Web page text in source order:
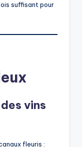
suffisant pour
vins
fleuris :